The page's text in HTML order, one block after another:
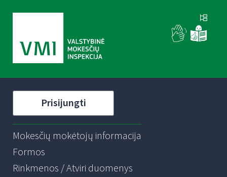
Prisijungti
Mokesčių mokėtojų informacija
Formos
Rinkmenos / Atviri duomenys